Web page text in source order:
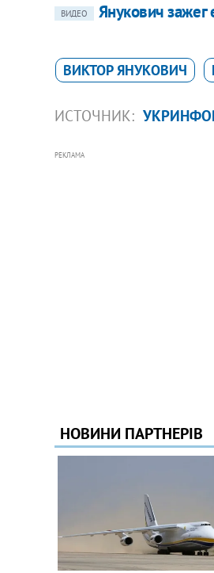
ВИДЕО
Янукович зажег
ВИКТОР ЯНУКОВИЧ
ИСТОЧНИК:
РЕКЛАМА